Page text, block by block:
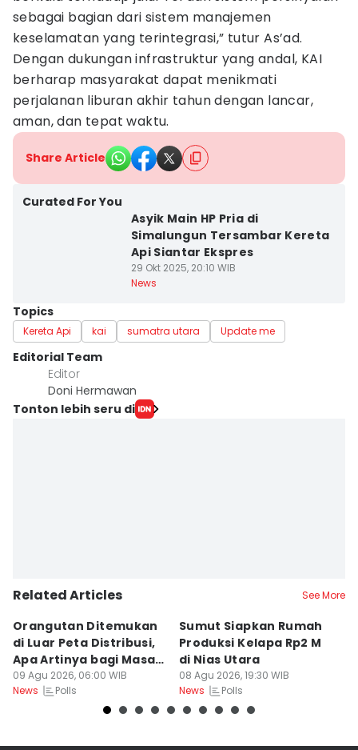
sebagai bagian dari sistem manajemen
keselamatan yang terintegrasi,” tutur As’ad.
Dengan dukungan infrastruktur yang andal, KAI
berharap masyarakat dapat menikmati
perjalanan liburan akhir tahun dengan lancar,
aman, dan tepat waktu.
Share Article
Curated For You
Asyik Main HP Pria di
Simalungun Tersambar Kereta
Api Siantar Ekspres
29 Okt 2025, 20:10 WIB
News
Topics
Kereta Api kai sumatra utara Update me
Editorial Team
Editor
Doni Hermawan
Tonton lebih seru di
Related Articles See More
Orangutan Ditemukan
di Luar Peta Distribusi,
Apa Artinya bagi Masa
Depan Konservasi?
09 Agu 2026, 06:00 WIB
News
Polls
Sumut Siapkan Rumah
Produksi Kelapa Rp2 M
di Nias Utara
08 Agu 2026, 19:30 WIB
News
Polls